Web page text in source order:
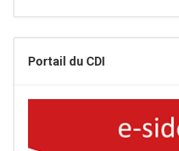
Portail du CDI